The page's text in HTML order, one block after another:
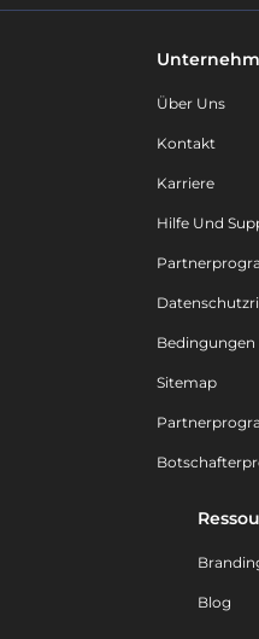
Über Uns
Kontakt
Karriere
Hilfe Und
Sitemap
Blog